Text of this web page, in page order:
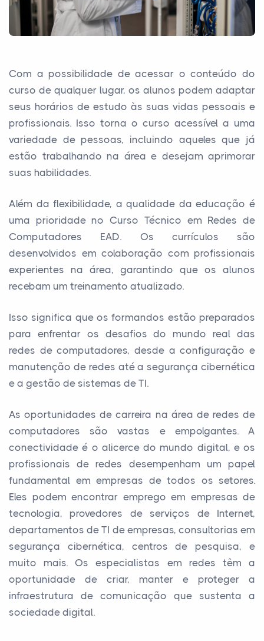
Com a possibilidade de acessar o conteúdo do
curso de qualquer lugar, os alunos podem adaptar
seus horários de estudo às suas vidas pessoais e
profissionais. Isso torna o curso acessível a uma
variedade de pessoas, incluindo aqueles que já
estão trabalhando na área e desejam aprimorar
suas habilidades.
Além da flexibilidade, a qualidade da educação é
uma prioridade no Curso Técnico em Redes de
Computadores EAD. Os currículos são
desenvolvidos em colaboração com profissionais
experientes na área, garantindo que os alunos
recebam um treinamento atualizado.
Isso significa que os formandos estão preparados
para enfrentar os desafios do mundo real das
redes de computadores, desde a configuração e
manutenção de redes até a segurança cibernética
e a gestão de sistemas de TI.
As oportunidades de carreira na área de redes de
computadores são vastas e empolgantes. A
conectividade é o alicerce do mundo digital, e os
profissionais de redes desempenham um papel
fundamental em empresas de todos os setores.
Eles podem encontrar emprego em empresas de
tecnologia, provedores de serviços de Internet,
departamentos de TI de empresas, consultorias em
segurança cibernética, centros de pesquisa, e
muito mais. Os especialistas em redes têm a
oportunidade de criar, manter e proteger a
infraestrutura de comunicação que sustenta a
sociedade digital.